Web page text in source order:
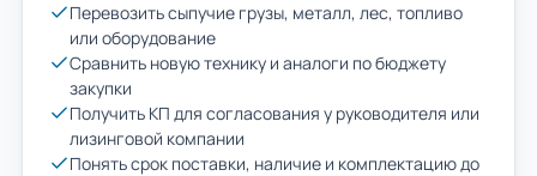
Перевозить сыпучие грузы, металл, лес, топливо
или оборудование
Сравнить новую технику и аналоги по бюджету
закупки
Получить КП для согласования у руководителя или
лизинговой компании
Понять срок поставки, наличие и комплектацию до